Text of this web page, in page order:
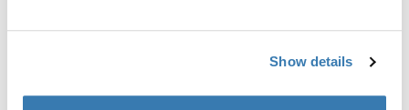
Show details
Especificaciones técnicas